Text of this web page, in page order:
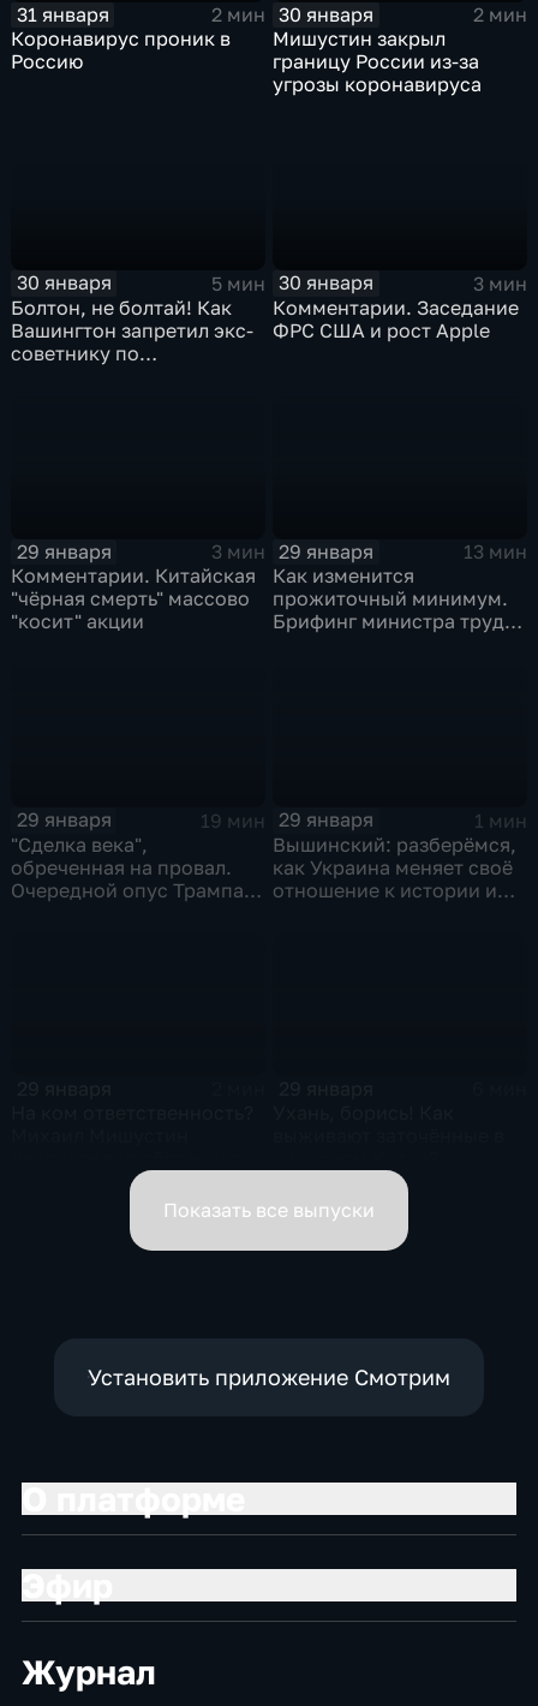
31 января
2 мин
Коронавирус проник в
Россию
30 января
2 мин
Мишустин закрыл
границу России из-за
угрозы коронавируса
30 января
5 мин
Болтон, не болтай! Как
Вашингтон запретил экс-
советнику по
30 января
3 мин
Комментарии. Заседание
ФРС США и рост Apple
29 января
3 мин
Комментарии. Китайская
"чёрная смерть" массово
"косит" акции
29 января
13 мин
Как изменится
прожиточный минимум.
Брифинг министра труда
29 января
19 мин
"Сделка века",
обреченная на провал.
Очередной опус Трампа.
29 января
1 мин
Вышинский: разберёмся,
как Украина меняет своё
отношение к истории и
вице-премьеров
Показать все выпуски
Установить приложение Смотрим
Журнал